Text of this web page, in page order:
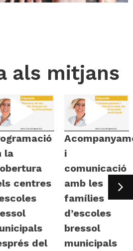
als mitjans
la
centres
del
i
comunicació
amb les
famílies
d’escoles
bressol
municipals